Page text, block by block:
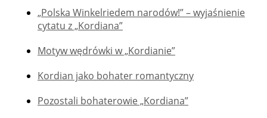
„Polska Winkelriedem narodów!” – wyjaśnienie
cytatu z „Kordiana”
Motyw wędrówki w „Kordianie”
Kordian jako bohater romantyczny
Pozostali bohaterowie „Kordiana”